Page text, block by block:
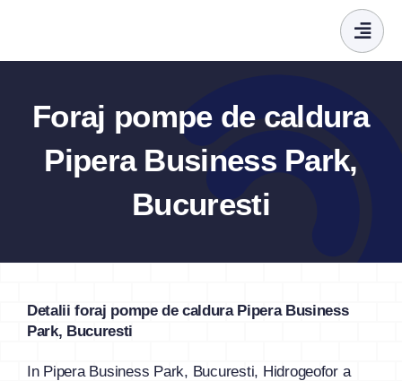
content
Foraj pompe de caldura
Pipera Business Park,
Bucuresti
Detalii foraj pompe de caldura Pipera Business
Park, Bucuresti
In Pipera Business Park, Bucuresti, Hidrogeofor a